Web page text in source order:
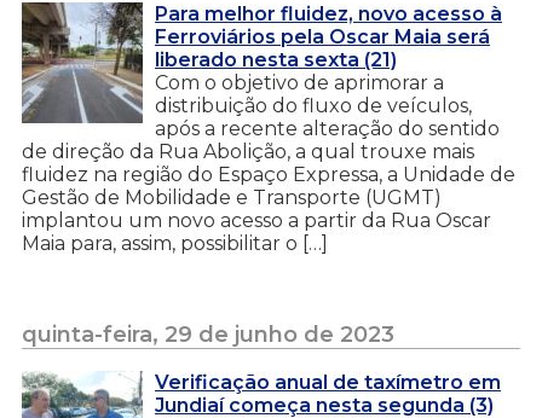
Para melhor fluidez, novo acesso à
Ferroviários pela Oscar Maia será
liberado nesta sexta (21)
Com o objetivo de aprimorar a
distribuição do fluxo de veículos,
após a recente alteração do sentido
de direção da Rua Abolição, a qual trouxe mais
fluidez na região do Espaço Expressa, a Unidade de
Gestão de Mobilidade e Transporte (UGMT)
implantou um novo acesso a partir da Rua Oscar
Maia para, assim, possibilitar o […]
quinta-feira, 29 de junho de 2023
Verificação anual de taxímetro em
Jundiaí começa nesta segunda (3)